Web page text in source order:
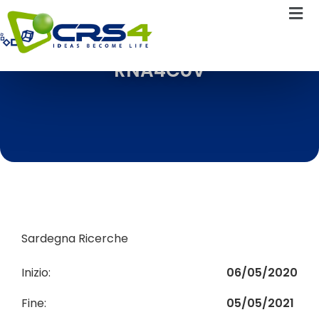
RNA4CoV
Sardegna Ricerche
Inizio:
06/05/2020
Fine:
05/05/2021